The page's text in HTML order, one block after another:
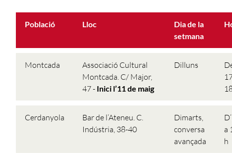
Població Lloc
Dia de la
setmana
Montcada
Associació Cultural
Montcada. C/ Major,
47 - Inici l’11 de maig
Dilluns
Cerdanyola
Bar de l’Ateneu. C.
Indústria, 38-40
Dimarts,
conversa
avançada
a
h